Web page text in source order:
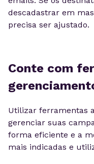
descadastrar em
precisa ser ajustado.
Conte com
Utilizar ferramentas
gerenciar suas
forma eficiente e a
mais indicadas e